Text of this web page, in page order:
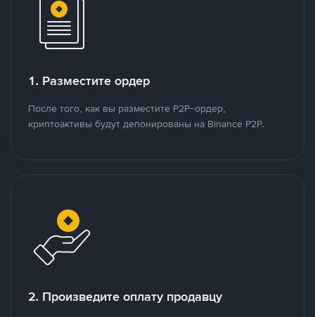
1. Разместите ордер
После того, как вы разместите P2P-ордер,
криптоактивы будут депонированы на Binance P2P.
2. Произведите оплату продавцу